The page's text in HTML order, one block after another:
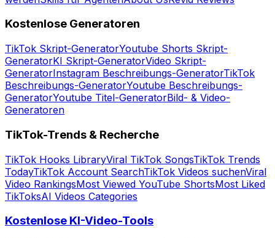
Kostenlose Generatoren
TikTok Skript-GeneratorYoutube Shorts Skript-
GeneratorKI Skript-GeneratorVideo Skript-
GeneratorInstagram Beschreibungs-GeneratorTikTok
Beschreibungs-GeneratorYoutube Beschreibungs-
GeneratorYoutube Titel-GeneratorBild- & Video-
Generatoren
TikTok-Trends & Recherche
TikTok Hooks LibraryViral TikTok SongsTikTok Trends
TodayTikTok Account SearchTikTok Videos suchenViral
Video RankingsMost Viewed YouTube ShortsMost Liked
TikToksAI Videos Categories
Kostenlose KI-Video-Tools